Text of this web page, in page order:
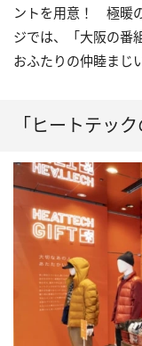
ントを用意！ 極暖
ジでは、「大阪の番
おふたりの仲睦まじ
「ヒートテッ